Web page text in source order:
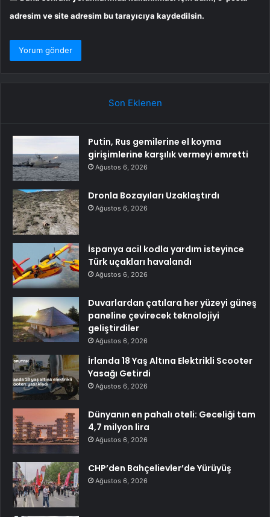
adresim ve site adresim bu tarayıcıya kaydedilsin.
Son Eklenen
Putin, Rus gemilerine el koyma
girişimlerine karşılık vermeyi emretti
Ağustos 6, 2026
Dronla Bozayıları Uzaklaştırdı
Ağustos 6, 2026
İspanya acil kodla yardım isteyince
Türk uçakları havalandı
Ağustos 6, 2026
Duvarlardan çatılara her yüzeyi güneş
paneline çevirecek teknolojiyi
geliştirdiler
Ağustos 6, 2026
İrlanda 18 Yaş Altına Elektrikli Scooter
Yasağı Getirdi
Ağustos 6, 2026
Dünyanın en pahalı oteli: Geceliği tam
4,7 milyon lira
Ağustos 6, 2026
CHP’den Bahçelievler’de Yürüyüş
Ağustos 6, 2026